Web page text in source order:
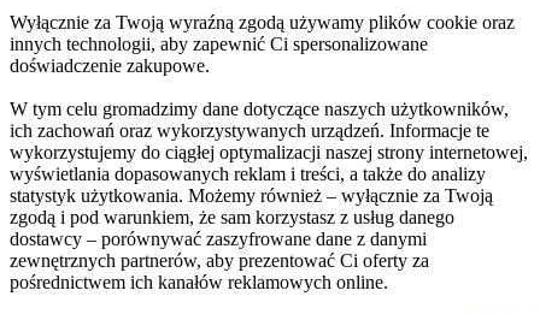
Wyłącznie za Twoją wyraźną zgodą używamy plików cookie oraz
innych technologii, aby zapewnić Ci spersonalizowane
doświadczenie zakupowe.
W tym celu gromadzimy dane dotyczące naszych użytkowników,
ich zachowań oraz wykorzystywanych urządzeń. Informacje te
wykorzystujemy do ciągłej optymalizacji naszej strony internetowej,
wyświetlania dopasowanych reklam i treści, a także do analizy
statystyk użytkowania. Możemy również – wyłącznie za Twoją
zgodą i pod warunkiem, że sam korzystasz z usług danego
dostawcy – porównywać zaszyfrowane dane z danymi
zewnętrznych partnerów, aby prezentować Ci oferty za
pośrednictwem ich kanałów reklamowych online.